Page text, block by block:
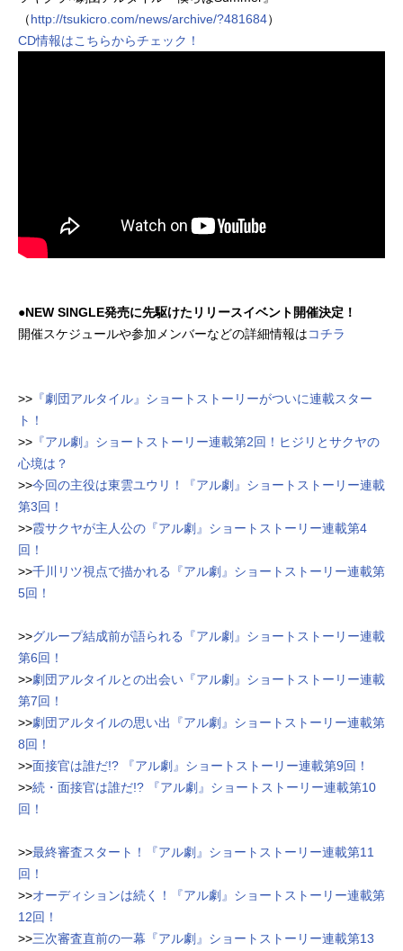
（http://tsukicro.com/news/archive/?481684）
CD情報はこちらからチェック！
●NEW SINGLE発売に先駆けたリリースイベント開催決定！
開催スケジュールや参加メンバーなどの詳細情報はコチラ
>> 『劇団アルタイル』ショートストーリーがついに連載スター
ト！
>> 『アル劇』ショートストーリー連載第2回！ヒジリとサクヤの
心境は？
>>今回の主役は東雲ユウリ！『アル劇』ショートストーリー連載
第3回！
>>霞サクヤが主人公の『アル劇』ショートストーリー連載第4
回！
>>千川リツ視点で描かれる『アル劇』ショートストーリー連載第
5回！
>>グループ結成前が語られる『アル劇』ショートストーリー連載
第6回！
>>劇団アルタイルとの出会い『アル劇』ショートストーリー連載
第7回！
>>劇団アルタイルの思い出『アル劇』ショートストーリー連載第
8回！
>>面接官は誰だ!? 『アル劇』ショートストーリー連載第9回！
>>続・面接官は誰だ!? 『アル劇』ショートストーリー連載第10
回！
>>最終審査スタート！『アル劇』ショートストーリー連載第11
回！
>>オーディションは続く！『アル劇』ショートストーリー連載第
12回！
>>三次審査直前の一幕『アル劇』ショートストーリー連載第13